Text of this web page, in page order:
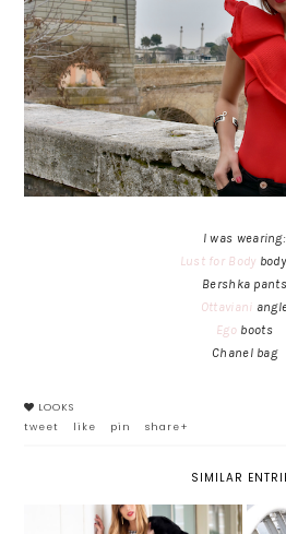
I was wearing:
Lust for Body
Bershka pants
Ottaviani
Ego boots
Chanel bag
LOOKS
tweet
like pin share+
SIMILAR